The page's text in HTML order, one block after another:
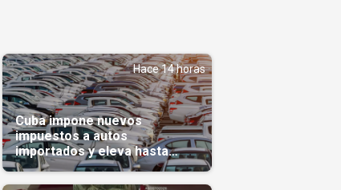
Hace 14 horas
Cuba impone nuevos
impuestos a autos
importados y eleva hasta
5.000 dólares el gravamen
para vehículos de alta gama